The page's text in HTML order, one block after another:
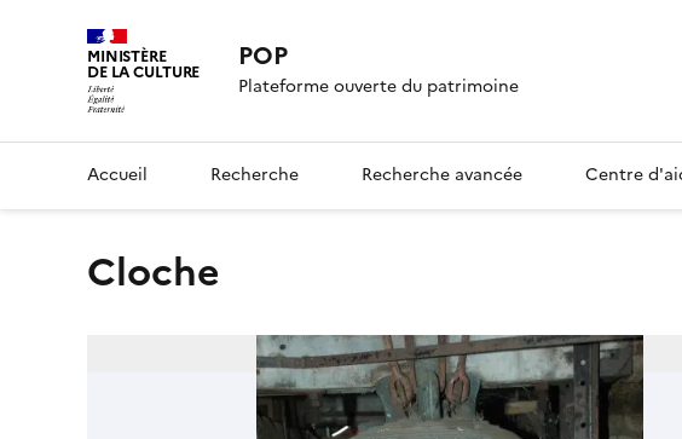
MINISTÈRE
DE LA CULTURE POP
Plateforme ouverte du patrimoine
Accueil Recherche Recherche avancée Centre
cloche